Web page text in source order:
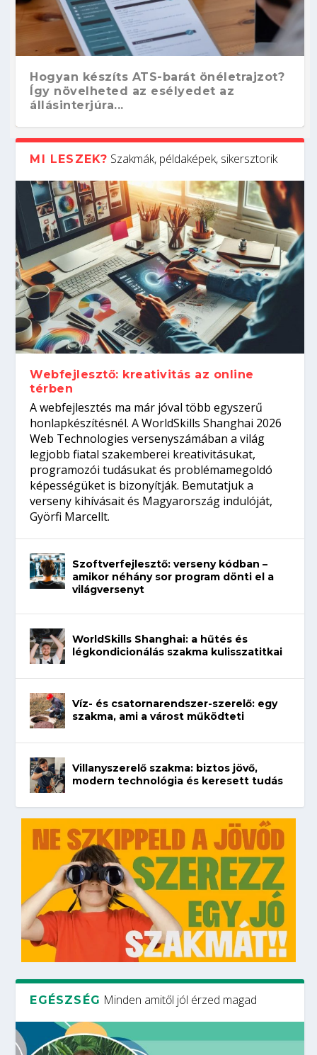
Hogyan készíts ATS-barát önéletrajzot?
Így növelheted az esélyedet az
állásinterjúra...
Kitalálod, mire használják ezeket a
gépeket?
Nem sikerült az egyetemi felvételi?
Tanulj szakmát!
Szoftverfejlesztő: verseny kódban –
amikor néhány sor program dönti el a
világversenyt...
Digitális detox – hogyan kapcsolódj ki
telefon nélkül?
MI LESZEK? Szakmák, példaképek, sikersztorik
Webfejlesztő: kreativitás az online
térben
A webfejlesztés ma már jóval több egyszerű
honlapkészítésnél. A WorldSkills Shanghai 2026
Web Technologies versenyszámában a világ
legjobb fiatal szakemberei kreativitásukat,
programozói tudásukat és problémamegoldó
képességüket is bizonyítják. Bemutatjuk a
verseny kihívásait és Magyarország indulóját,
Györfi Marcellt.
Szoftverfejlesztő: verseny kódban –
amikor néhány sor program dönti el a
világversenyt
WorldSkills Shanghai: a hűtés és
légkondicionálás szakma kulisszatitkai
Víz- és csatornarendszer-szerelő: egy
szakma, ami a várost működteti
Villanyszerelő szakma: biztos jövő,
modern technológia és keresett tudás
EGÉSZSÉG Minden amitől jól érzed magad